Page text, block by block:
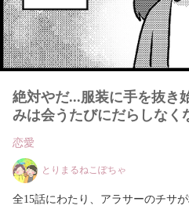
絶対やだ...服装に手を抜き
みは会うたびにだらしなく
恋愛
とりまるねこぽちゃ
全15話にわたり、アラサーのチサ